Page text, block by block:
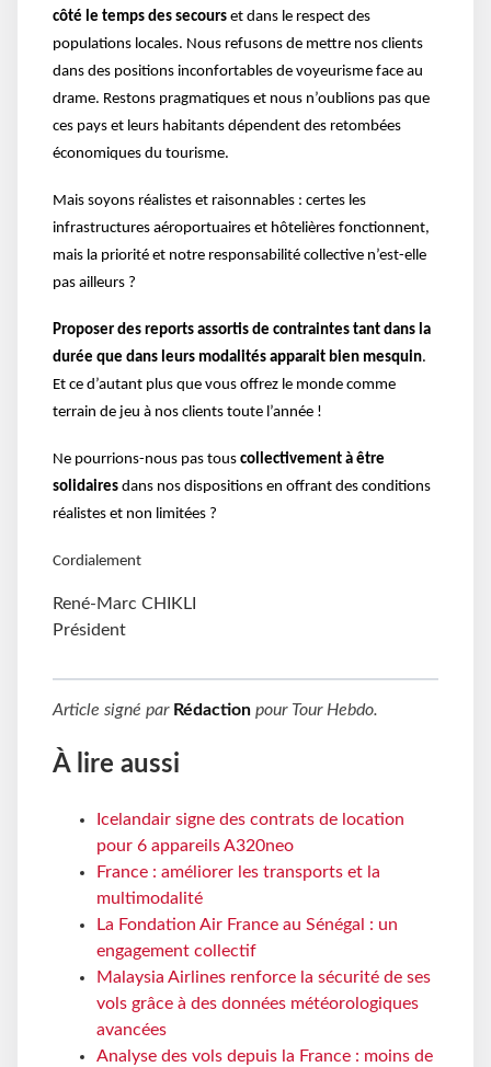
côté le temps des secours et dans le respect des
populations locales. Nous refusons de mettre nos clients
dans des positions inconfortables de voyeurisme face au
drame. Restons pragmatiques et nous n’oublions pas que
ces pays et leurs habitants dépendent des retombées
économiques du tourisme.
Mais soyons réalistes et raisonnables : certes les
infrastructures aéroportuaires et hôtelières fonctionnent,
mais la priorité et notre responsabilité collective n’est-elle
pas ailleurs ?
Proposer des reports assortis de contraintes tant dans la
durée que dans leurs modalités apparait bien mesquin.
Et ce d’autant plus que vous offrez le monde comme
terrain de jeu à nos clients toute l’année !
Ne pourrions-nous pas tous collectivement à être
solidaires dans nos dispositions en offrant des conditions
réalistes et non limitées ?
Cordialement
René-Marc CHIKLI
Président
Article signé par Rédaction pour Tour Hebdo.
À lire aussi
Icelandair signe des contrats de location
pour 6 appareils A320neo
France : améliorer les transports et la
multimodalité
La Fondation Air France au Sénégal : un
engagement collectif
Malaysia Airlines renforce la sécurité de ses
vols grâce à des données météorologiques
avancées
Analyse des vols depuis la France : moins de